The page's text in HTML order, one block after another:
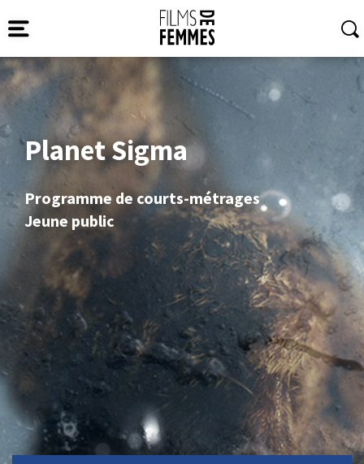
Planet Sigma
Programme de courts-métrages
Jeune public